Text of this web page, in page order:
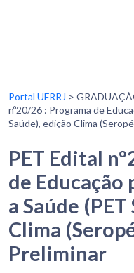
Portal UFRRJ >
nº20/26 : Programa de
Saúde), edição Clima
PET Edital
de Educação
a Saúde
Clima
Preliminar